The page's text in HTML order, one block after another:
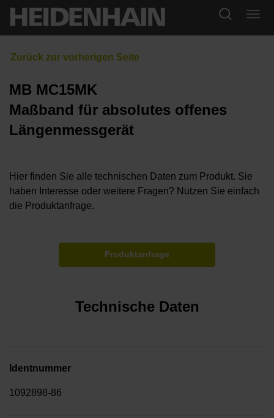
MB MC15MK
Maßband für absolutes offenes
Längenmessgerät
Hier finden Sie alle technischen Daten zum Produkt. Sie
haben Interesse oder weitere Fragen? Nutzen Sie einfach
die Produktanfrage.
Produktanfrage
Technische Daten
Identnummer
1092898-86